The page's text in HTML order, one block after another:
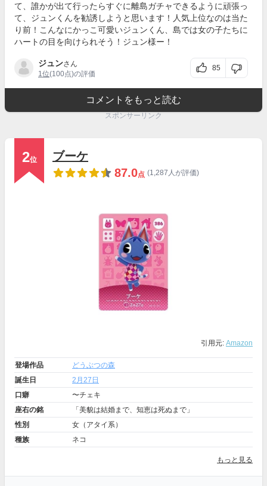
て、誰かが出て行ったらすぐに離島ガチャできるように頑張っ
て、ジュンくんを勧誘しようと思います！人気上位なのは当た
り前！こんなにかっこ可愛いジュンくん、島では女の子たちに
ハートの目を向けられそう！ジュン様ー！
ジュンさん
1位(100点)の評価
85
コメントをもっと読む
スポンサーリンク
2位
ブーケ
87.0点 (1,287人が評価)
引用元: Amazon
登場作品
どうぶつの森
誕生日
2月27日
口癖
〜チェキ
座右の銘
「美貌は結婚まで、知恵は死ぬまで」
性別
女（アタイ系）
種族
ネコ
もっと見る